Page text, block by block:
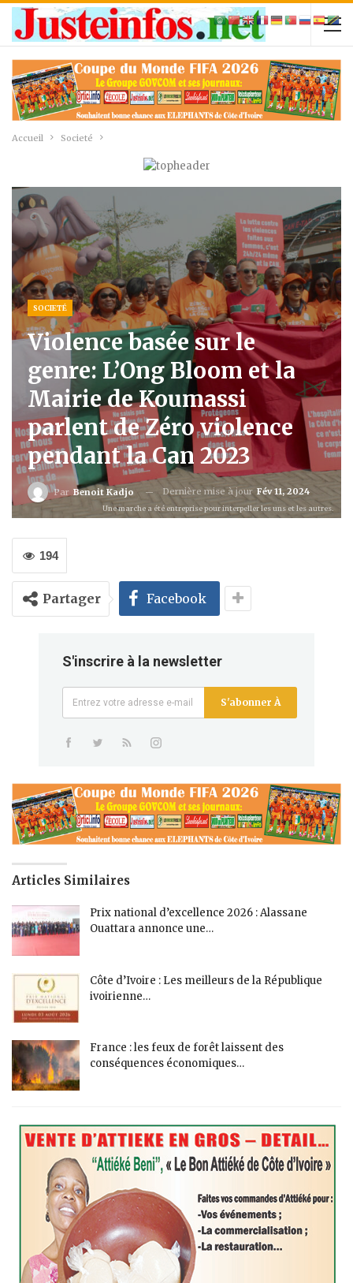
Accueil Societé
SOCIETÉ
Violence basée sur le
genre: L’Ong Bloom et la
Mairie de Koumassi
parlent de Zéro violence
pendant la Can 2023
Par Benoit Kadjo Dernière mise à jour Fév 11, 2024
Une marche a été entreprise pour interpeller les uns et les autres.
194
Partager Facebook
S'inscrire à la newsletter
S'abonner À
Articles Similaires
Prix national d’excellence 2026 : Alassane
Ouattara annonce une…
Côte d’Ivoire : Les meilleurs de la République
ivoirienne…
France : les feux de forêt laissent des
conséquences économiques…